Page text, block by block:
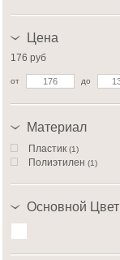
Цена
176 руб
от до
Материал
Пластик (1)
Полиэтилен (1)
Основной Цвет